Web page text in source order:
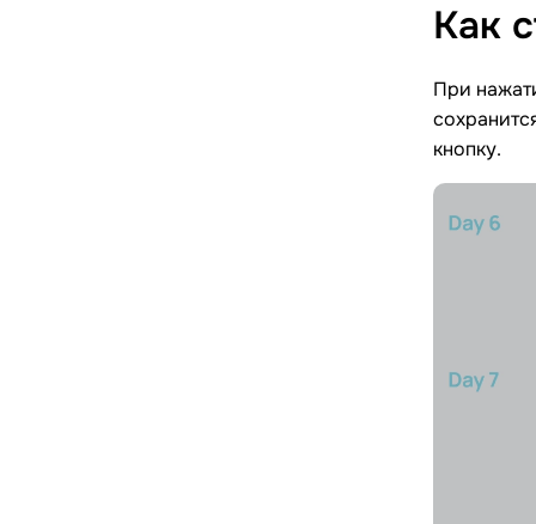
Как
При
кнопку.